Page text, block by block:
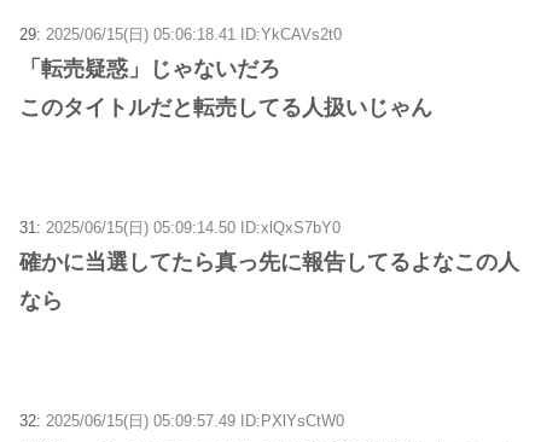
29: 2025/06/15(日) 05:06:18.41 ID:YkCAVs2t0
「転売疑惑」じゃないだろ
このタイトルだと転売してる人扱いじゃん
31: 2025/06/15(日) 05:09:14.50 ID:xlQxS7bY0
確かに当選してたら真っ先に報告してるよなこの人
なら
32: 2025/06/15(日) 05:09:57.49 ID:PXlYsCtW0